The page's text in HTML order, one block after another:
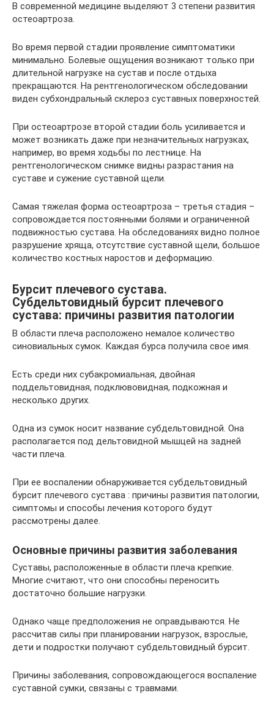
В современной медицине выделяют 3 степени развития
остеоартроза.
Во время первой стадии проявление симптоматики
минимально. Болевые ощущения возникают только при
длительной нагрузке на сустав и после отдыха
прекращаются. На рентгенологическом обследовании
виден субхондральный склероз суставных поверхностей.
При остеоартрозе второй стадии боль усиливается и
может возникать даже при незначительных нагрузках,
например, во время ходьбы по лестнице. На
рентгенологическом снимке видны разрастания на
суставе и сужение суставной щели.
Самая тяжелая форма остеоартроза – третья стадия –
сопровождается постоянными болями и ограниченной
подвижностью сустава. На обследованиях видно полное
разрушение хряща, отсутствие суставной щели, большое
количество костных наростов и деформацию.
Бурсит плечевого сустава.
Субдельтовидный бурсит плечевого
сустава: причины развития патологии
В области плеча расположено немалое количество
синовиальных сумок. Каждая бурса получила свое имя.
Есть среди них субакромиальная, двойная
поддельтовидная, подклювовидная, подкожная и
несколько других.
Одна из сумок носит название субдельтовидной. Она
располагается под дельтовидной мышцей на задней
части плеча.
При ее воспалении обнаруживается субдельтовидный
бурсит плечевого сустава : причины развития патологии,
симптомы и способы лечения которого будут
рассмотрены далее.
Основные причины развития заболевания
Суставы, расположенные в области плеча крепкие.
Многие считают, что они способны переносить
достаточно большие нагрузки.
Однако чаще предположения не оправдываются. Не
рассчитав силы при планировании нагрузок, взрослые,
дети и подростки получают субдельтовидный бурсит.
Причины заболевания, сопровождающегося воспаление
суставной сумки, связаны с травмами.